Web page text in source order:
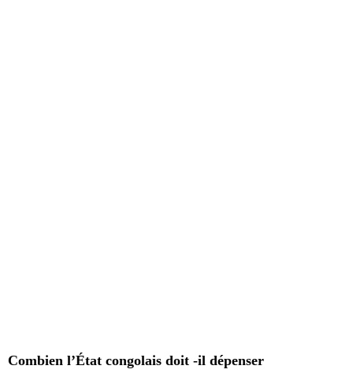
Combien l’État congolais doit -il dépenser